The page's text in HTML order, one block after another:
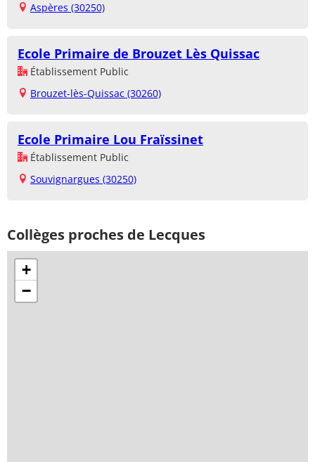
Aspères (30250)
Ecole Primaire de Brouzet Lès Quissac
Établissement Public
Brouzet-lès-Quissac (30260)
Ecole Primaire Lou Fraïssinet
Établissement Public
Souvignargues (30250)
Collèges proches de Lecques
+
−